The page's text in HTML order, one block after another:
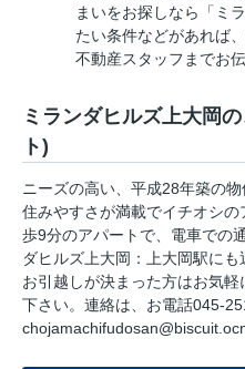
まいをお探しなら「ミ
たい条件などがあれば
不動産スタッフまでお
ミランダヒルズ上大岡
ト)
ニーズの高い、平成28年築の
住みやすさが満載でイチオシ
歩9分のアパートで、電車での
ダヒルズ上大岡：上大岡駅に
お引越しが決まった方はお気
下さい。連絡は、お電話045-